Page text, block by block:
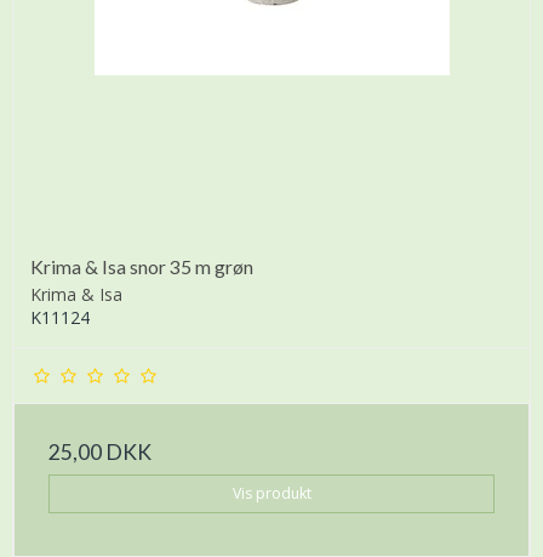
Krima & Isa snor 35 m grøn
Krima & Isa
K11124
25,00 DKK
Vis produkt